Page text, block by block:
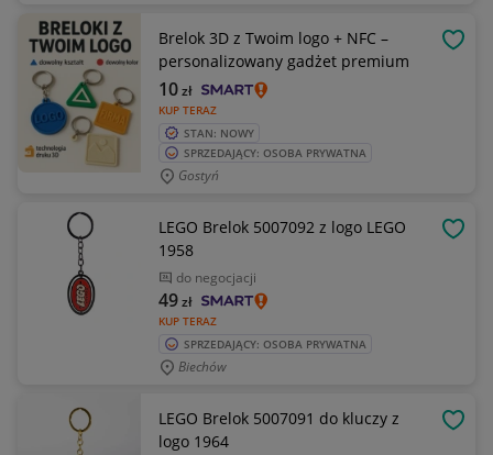
Brelok 3D z Twoim logo + NFC –
personalizowany gadżet premium
KUP TERAZ
10zł
STAN: NOWY
SPRZEDAJĄCY: OSOBA PRYWATNA
Gostyń
LEGO Brelok 5007092 z logo LEGO
1958
do negocjacji
KUP TERAZ
49zł
SPRZEDAJĄCY: OSOBA PRYWATNA
Biechów
LEGO Brelok 5007091 do kluczy z
logo 1964